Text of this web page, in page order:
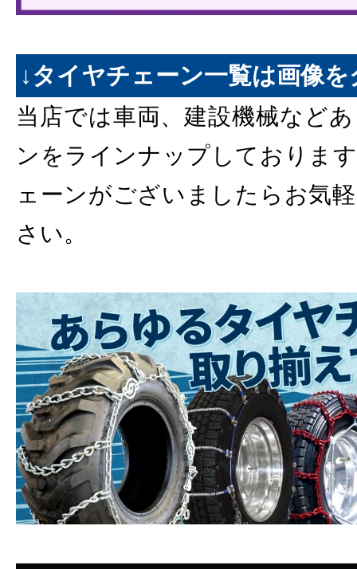
↓タイヤチェーン一覧は画像
当店では車両、建設機械など
ンをラインナップしておりま
ェーンがございましたらお気
さい。